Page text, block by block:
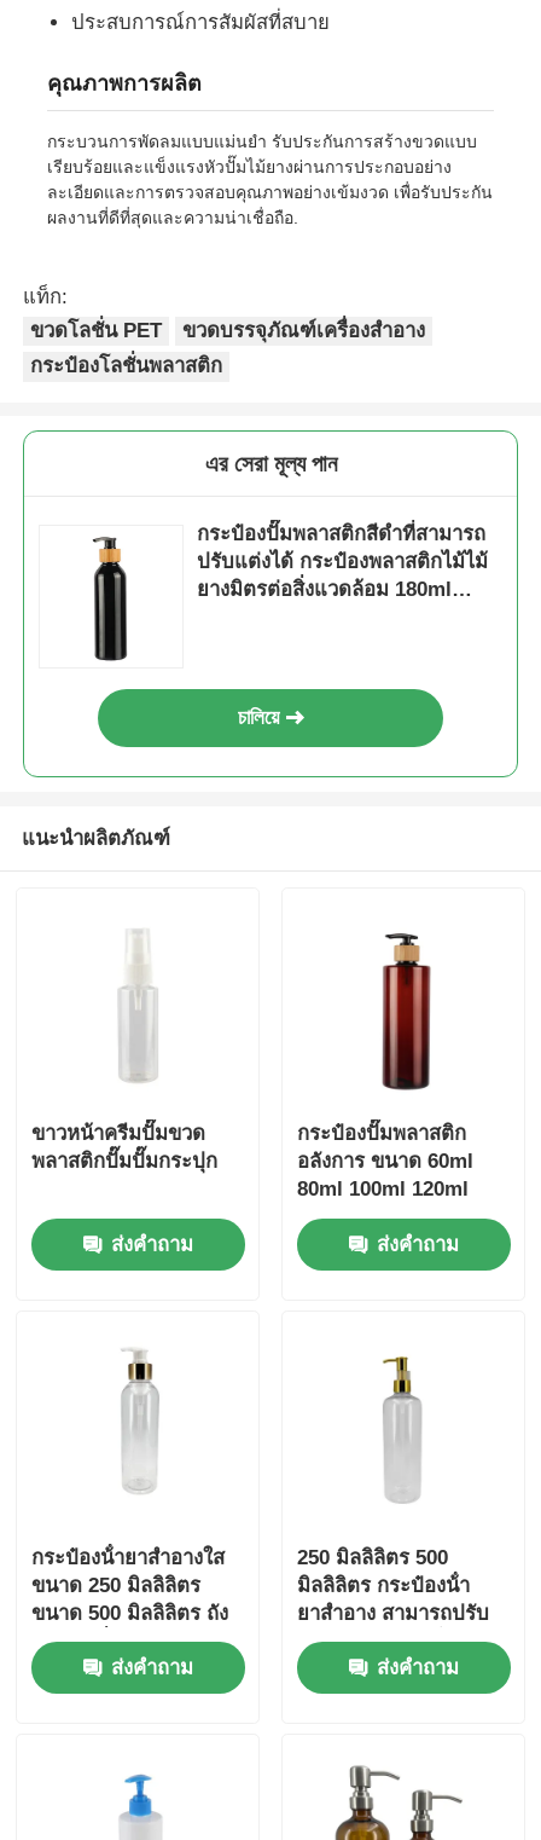
กระป๋องน้ําตกเครื่องสําอาง
กระป๋องม้วนเครื่องสําอาง
ขวดครีมเครื่องสำอาง
หมวกพลาสติก
สกรูปั๊มโลชั่น
ปั๊มล็อคซ้ายขวา
เครื่องปั๊มโลชั่น Clip Lock
ประสบการณ์การสัมผัสที่สบาย
คุณภาพการผลิต
กระบวนการพัดลมแบบแม่นยํา รับประกันการสร้างขวดแบบ
เรียบร้อยและแข็งแรงหัวปั๊มไม้ยางผ่านการประกอบอย่าง
ละเอียดและการตรวจสอบคุณภาพอย่างเข้มงวด เพื่อรับประกัน
ผลงานที่ดีที่สุดและความน่าเชื่อถือ.
แท็ก:
ขวดโลชั่น PET
ขวดบรรจุภัณฑ์เครื่องสำอาง
กระป๋องโลชั่นพลาสติก
এর সেরা মূল্য পান
กระป๋องปั๊มพลาสติกสีดําที่สามารถ
ปรับแต่งได้ กระป๋องพลาสติกไม้ไม้
ยางมิตรต่อสิ่งแวดล้อม 180ml
চালিয়ে
แนะนำผลิตภัณฑ์
ขาวหน้าครีมปั๊มขวด
พลาสติกปั๊มปั๊มกระปุก
ส่งคำถาม
กระป๋องปั๊มพลาสติก
อลังการ ขนาด 60ml
80ml 100ml 120ml
150ml 180ml 200ml
250ml 300ml กระป๋อง
PET แอมเบอร์
ส่งคำถาม
กระป๋องน้ํายาสําอางใส
ขนาด 250 มิลลิลิตร
ขนาด 500 มิลลิลิตร ถัง
บรรจุเครื่องสําอาง
ส่งคำถาม
250 มิลลิลิตร 500
มิลลิลิตร กระป๋องน้ํา
ยาสําอาง สามารถปรับ
แต่งได้ กระป๋องน้ํายาใส
ที่มีหัวปั๊มทองส่งคำถาม